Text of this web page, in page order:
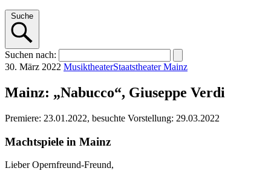
Suche
Suchen nach:
30. März 2022 MusiktheaterStaatstheater Mainz
Mainz: „Nabucco“, Giuseppe Verdi
Premiere: 23.01.2022, besuchte Vorstellung: 29.03.2022
Machtspiele in Mainz
Lieber Opernfreund-Freund,